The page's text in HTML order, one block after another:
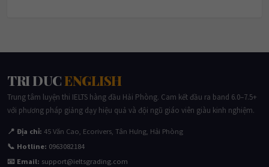
TRI DUCENGLISH
Trung tâm luyện thi IELTS hàng đầu Hải Phòng. Cam kết đầu ra band 6.0–7.5+
với phương pháp giảng dạy hiệu quả và đội ngũ giáo viên giàu kinh nghiệm.
📍 Địa chỉ: 45 Văn Cao, Ecorivers, Tân Hưng, Hải Phòng
📞 Hotline: 0963082184
📧 Email: support@ieltsgrading.com